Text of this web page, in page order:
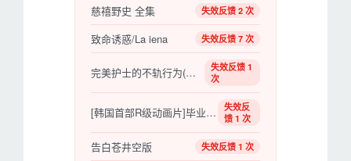
慈禧野史 全集 失效反馈 2 次
致命诱惑/La iena 失效反馈 7 次
完美护士的不轨行为(中文字幕)
失效反馈 1
次
[韩国首部R级动画片]毕业班/졸업반.2016[大尺度][釜山行导演作品]
失效反
馈 1 次
告白苍井空版 失效反馈 1 次